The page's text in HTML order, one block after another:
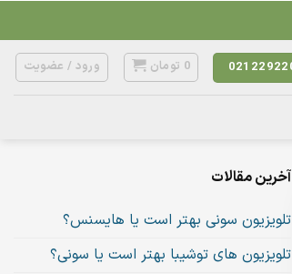
0 تومان ورود / عضویت
آخرین مقالات
تلویزیون سونی بهتر است یا هایسنس؟
تلویزیون های توشیبا بهتر است یا سونی؟